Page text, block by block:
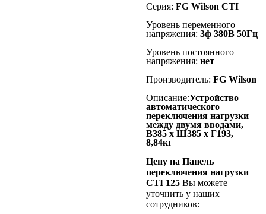
Серия: FG Wilson CTI
Уровень переменного
напряжения: 3ф 380В 50Гц
Уровень постоянного
напряжения: нет
Производитель: FG Wilson
Описание:Устройство
автоматического
переключения нагрузки
между двумя вводами,
В385 x Ш385 x Г193,
8,84кг
Цену на Панель
переключения нагрузки
CTI 125 Вы можете
уточнить у наших
сотрудников: